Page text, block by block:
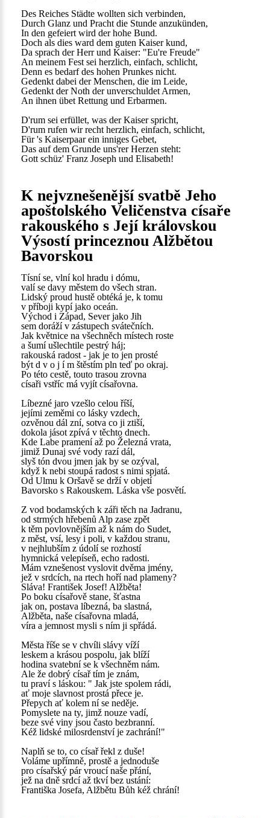
Des Reiches Städte wollten sich verbinden,
Durch Glanz und Pracht die Stunde anzukünden,
In den gefeiert wird der hohe Bund.
Doch als dies ward dem guten Kaiser kund,
Da sprach der Herr und Kaiser: "Eu're Freude"
An meinem Fest sei herzlich, einfach, schlicht,
Denn es bedarf des hohen Prunkes nicht.
Gedenkt dabei der Menschen, die im Leide,
Gedenkt der Noth der unverschuldet Armen,
An ihnen übet Rettung und Erbarmen.
D'rum sei erfüllet, was der Kaiser spricht,
D'rum rufen wir recht herzlich, einfach, schlicht,
Für 's Kaiserpaar ein inniges Gebet,
Das auf dem Grunde uns'rer Herzen steht:
Gott schüz' Franz Joseph und Elisabeth!
K nejvznešenější svatbě Jeho
apoštolského Veličenstva císaře
rakouského s Její královskou
Výsostí princeznou Alžbětou
Bavorskou
Tísní se, vlní kol hradu i dómu,
valí se davy městem do všech stran.
Lidský proud hustě obtéká je, k tomu
v příboji kypí jako oceán.
Východ i Západ, Sever jako Jih
sem doráží v zástupech svátečních.
Jak květnice na všechněch místech roste
a šumí ušlechtile pestrý háj;
rakouská radost - jak je to jen prosté
být d v o j í m štěstím pln teď po okraj.
Po této cestě, touto trasou zrovna
císaři vstříc má vyjít císařovna.
Líbezné jaro vzešlo celou říší,
jejími zeměmi co lásky vzdech,
ozvěnou dál zní, sotva co ji ztiší,
dokola jásot zpívá v těchto dnech.
Kde Labe pramení až po Železná vrata,
jimiž Dunaj své vody razí dál,
slyš tón dvou jmen jak by se ozýval,
když k nebi stoupá radost s nimi spjatá.
Od Ulmu k Oršavě se drží v objetí
Bavorsko s Rakouskem. Láska vše posvětí.
Z vod bodamských k záři těch na Jadranu,
od strmých hřebenů Alp zase zpět
k těm povlovnějším až k nám do Sudet,
z měst, vsí, lesy i poli, v každou stranu,
v nejhlubším z údolí se rozhostí
hymnická velepíseň, echo radosti.
Mám vznešenost vyslovit dvěma jmény,
jež v srdcích, na rtech hoří nad plameny?
Sláva! František Josef! Alžběta!
Po boku císařově stane, šťastna
jak on, postava líbezná, ba slastná,
Alžběta, naše císařovna mladá,
víra a jemnost mysli s ním ji spřádá.
Města říše se v chvíli slávy víží
leskem a krásou pospolu, jak blíží
hodina svatební se k všechněm nám.
Ale že dobrý císař tím je znám,
tu praví s láskou: " Jak jste spolem rádi,
ať moje slavnost prostá přece je.
Přepych ať kolem ní se neděje.
Pomyslete na ty, jimž nouze vadí,
beze své viny jsou často bezbranní.
Kéž lidské milosrdenství je zachrání!"
Naplň se to, co císař řekl z duše!
Voláme upřímně, prostě a jednoduše
pro císařský pár vroucí naše přání,
jež na dně srdcí až tkví bez ustání:
Františka Josefa, Alžbětu Bůh kéž chrání!